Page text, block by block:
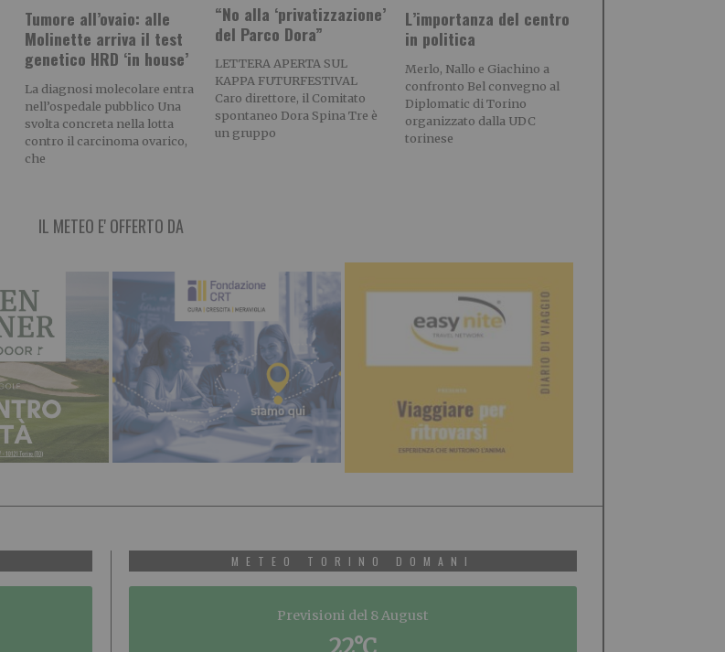
Tumore all’ovaio: alle
Molinette arriva il test
genetico HRD ‘in house’
La diagnosi molecolare entra
nell’ospedale pubblico Una
svolta concreta nella lotta
contro il carcinoma ovarico,
che
“No alla ‘privatizzazione’
del Parco Dora”
LETTERA APERTA SUL
KAPPA FUTURFESTIVAL
Caro direttore, il Comitato
spontaneo Dora Spina Tre è
un gruppo
L’importanza del centro
in politica
Merlo, Nallo e Giachino a
confronto Bel convegno al
Diplomatic di Torino
organizzato dalla UDC
torinese
IL METEO E' OFFERTO DA
METEO TORINO DOMANI
Previsioni del 8 August